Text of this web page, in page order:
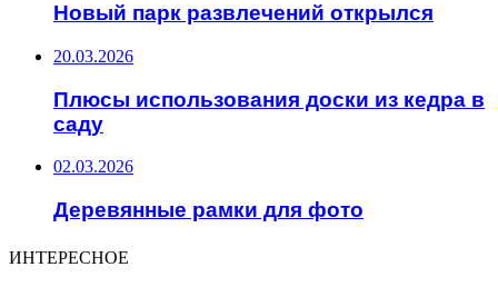
Новый парк развлечений открылся
20.03.2026
Плюсы использования доски из кедра в
саду
02.03.2026
Деревянные рамки для фото
ИНТЕРЕСНОЕ